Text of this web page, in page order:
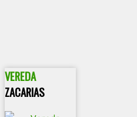
VEREDA
ZACARIAS